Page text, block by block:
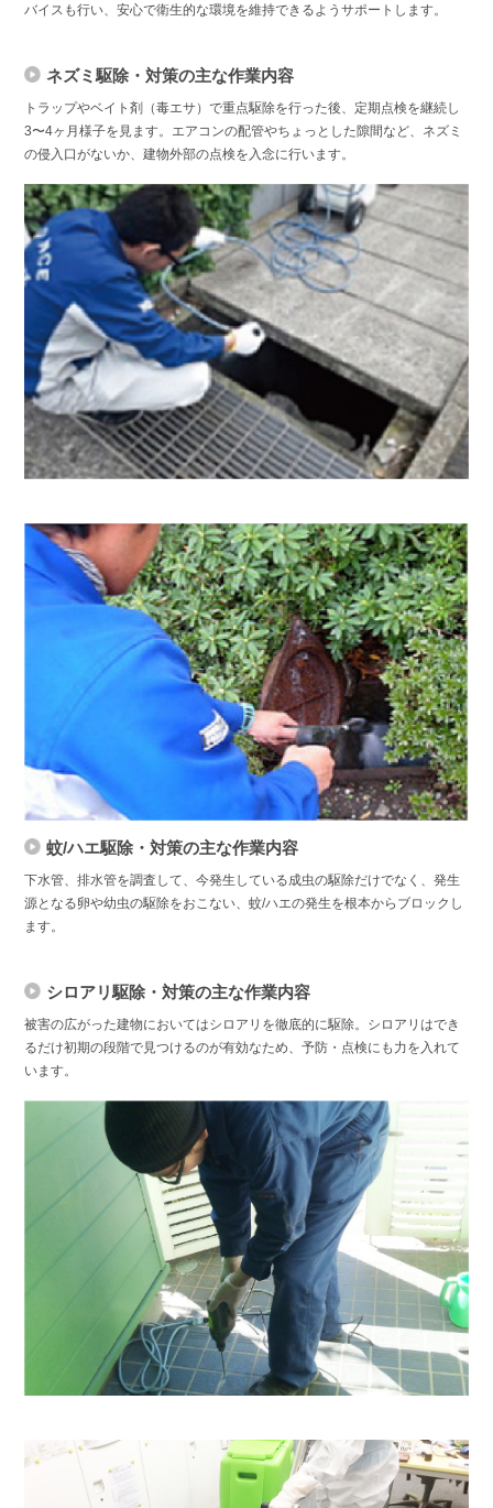
バイスも行い、安心で衛生的な環境を維持できるようサポートします。
ネズミ駆除・対策の主な作業内容
トラップやベイト剤（毒エサ）で重点駆除を行った後、定期点検を継続し
3〜4ヶ月様子を見ます。エアコンの配管やちょっとした隙間など、ネズミ
の侵入口がないか、建物外部の点検を入念に行います。
蚊/ハエ駆除・対策の主な作業内容
下水管、排水管を調査して、今発生している成虫の駆除だけでなく、発生
源となる卵や幼虫の駆除をおこない、蚊/ハエの発生を根本からブロックし
ます。
シロアリ駆除・対策の主な作業内容
被害の広がった建物においてはシロアリを徹底的に駆除。シロアリはでき
るだけ初期の段階で見つけるのが有効なため、予防・点検にも力を入れて
います。